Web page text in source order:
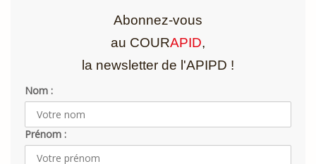
Abonnez-vous
au COURAPID,
la newsletter de l'APIPD !
Nom :
Prénom :